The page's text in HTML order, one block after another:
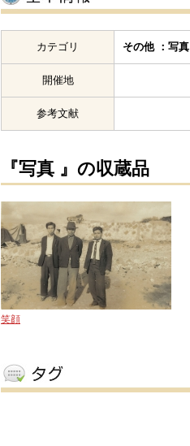
カテゴリ その他 ：写真
開催地
参考文献
『写真 』の収蔵品
笑顔